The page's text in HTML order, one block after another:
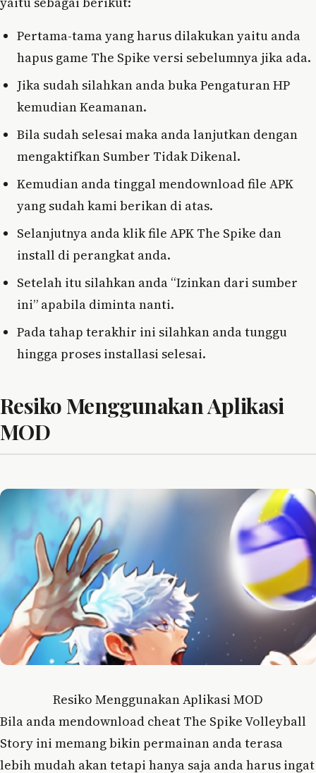
Pertama-tama yang harus dilakukan yaitu anda
hapus game The Spike versi sebelumnya jika ada.
Jika sudah silahkan anda buka Pengaturan HP
kemudian Keamanan.
Bila sudah selesai maka anda lanjutkan dengan
mengaktifkan Sumber Tidak Dikenal.
Kemudian anda tinggal mendownload file APK
yang sudah kami berikan di atas.
Selanjutnya anda klik file APK The Spike dan
install di perangkat anda.
Setelah itu silahkan anda “Izinkan dari sumber
ini” apabila diminta nanti.
Pada tahap terakhir ini silahkan anda tunggu
hingga proses installasi selesai.
Resiko Menggunakan Aplikasi
MOD
Resiko Menggunakan Aplikasi MOD
Bila anda mendownload cheat The Spike Volleyball
Story ini memang bikin permainan anda terasa
lebih mudah akan tetapi hanya saja anda harus ingat